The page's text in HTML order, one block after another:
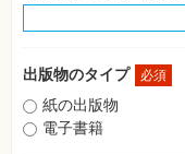
資
験
プ
ロ
グ
出版物のタイプ 必須
紙の出版物
電子書籍